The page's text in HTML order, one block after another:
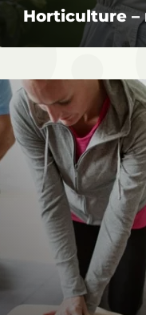
Horticulture –